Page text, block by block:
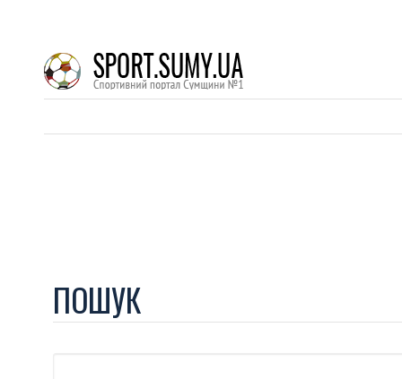
ПОШУК